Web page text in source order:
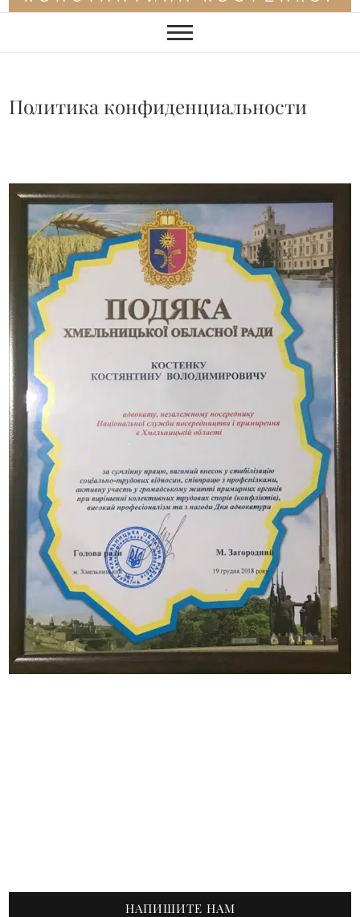
Политика конфиденциальности
НАПИШИТЕ НАМ